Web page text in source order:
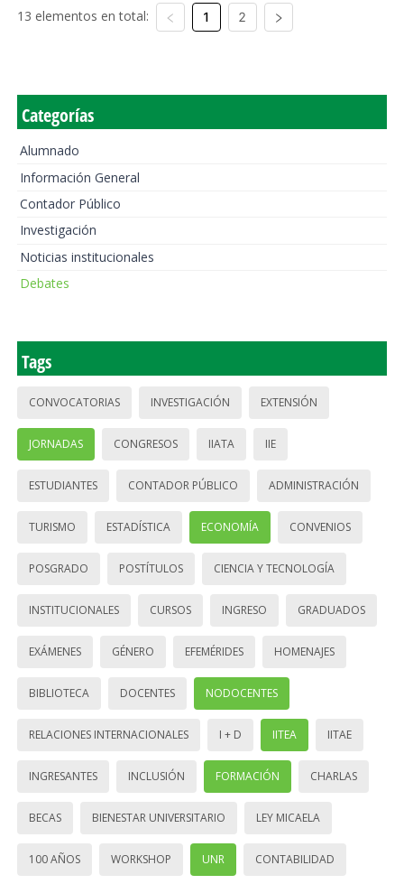
13 elementos en total: 1 2
Categorías
Alumnado
Información General
Contador Público
Investigación
Noticias institucionales
Debates
Tags
CONVOCATORIAS INVESTIGACIÓN EXTENSIÓN
JORNADAS CONGRESOS IIATA IIE
ESTUDIANTES CONTADOR PÚBLICO ADMINISTRACIÓN
TURISMO ESTADÍSTICA ECONOMÍA CONVENIOS
POSGRADO POSTÍTULOS CIENCIA Y TECNOLOGÍA
INSTITUCIONALES CURSOS INGRESO GRADUADOS
EXÁMENES GÉNERO EFEMÉRIDES HOMENAJES
BIBLIOTECA DOCENTES NODOCENTES
RELACIONES INTERNACIONALES I + D IITEA IITAE
INGRESANTES INCLUSIÓN FORMACIÓN CHARLAS
BECAS BIENESTAR UNIVERSITARIO LEY MICAELA
100 AÑOS WORKSHOP UNR CONTABILIDAD